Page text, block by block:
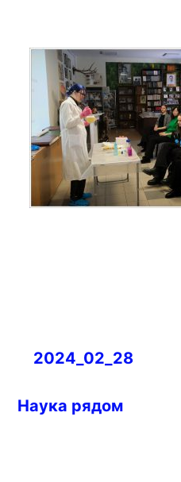
Навигация
записям
2024_02_28
Наука рядом